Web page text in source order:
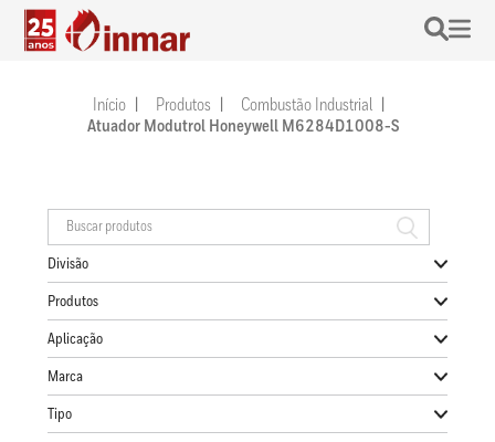
Início Produtos
Combustão Industrial
Atuador Modutrol Honeywell M6284D1008-S
Divisão
Produtos
Aplicação
Marca
Tipo